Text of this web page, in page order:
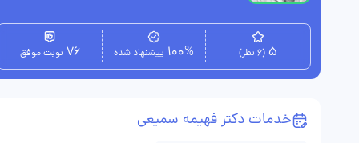
5 (6 نظر) 100% پیشنهاد شده 76 نوبت موفق
خدمات دکتر فهیمه سمیعی